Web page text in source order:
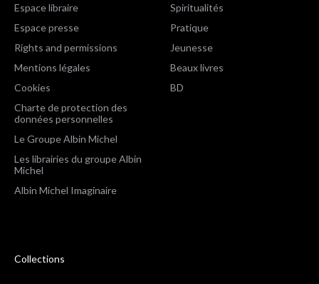
Espace libraire
Espace presse
Rights and permissions
Mentions légales
Cookies
Charte de protection des
données personnelles
Le Groupe Albin Michel
Les librairies du groupe Albin
Michel
Albin Michel Imaginaire
Spiritualités
Pratique
Jeunesse
Beaux livres
BD
Collections